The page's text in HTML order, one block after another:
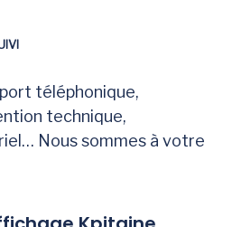
téléphonique,
technique,
Nous sommes à votre